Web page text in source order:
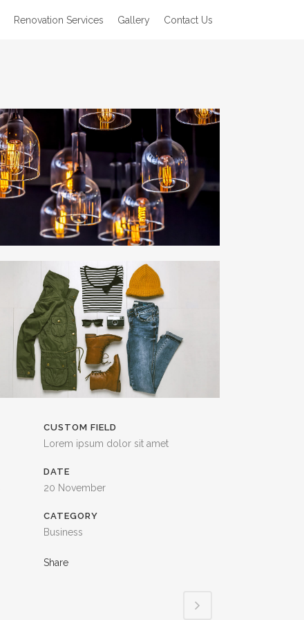
Renovation Services Gallery Contact Us
CUSTOM FIELD
Lorem ipsum dolor sit amet
DATE
20 November
CATEGORY
Business
Share